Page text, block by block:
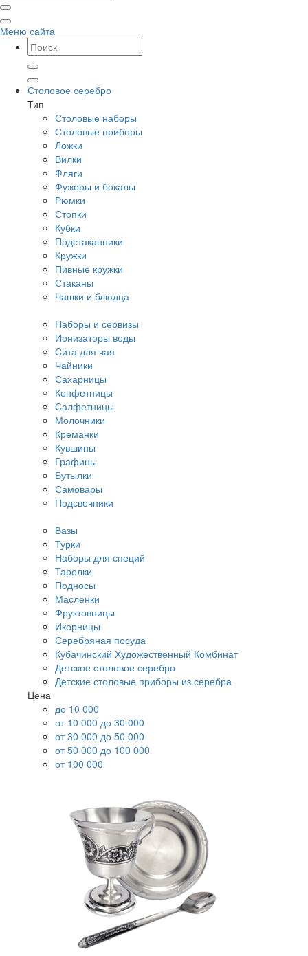
Меню сайта
Столовое серебро
Тип
Столовые наборы
Столовые приборы
Ложки
Вилки
Фляги
Фужеры и бокалы
Рюмки
Стопки
Кубки
Подстаканники
Кружки
Пивные кружки
Стаканы
Чашки и блюдца
Наборы и сервизы
Ионизаторы воды
Сита для чая
Чайники
Сахарницы
Конфетницы
Салфетницы
Молочники
Креманки
Кувшины
Графины
Бутылки
Самовары
Подсвечники
Вазы
Турки
Наборы для специй
Тарелки
Подносы
Масленки
Фруктовницы
Икорницы
Серебряная посуда
Кубачинский Художественный Комбинат
Детское столовое серебро
Детские столовые приборы из серебра
Цена
до 10 000
от 10 000 до 30 000
от 30 000 до 50 000
от 50 000 до 100 000
от 100 000